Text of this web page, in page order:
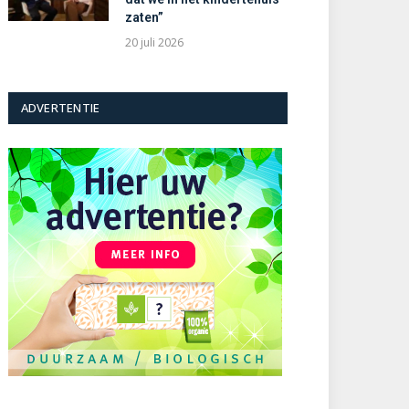
zaten”
20 juli 2026
ADVERTENTIE